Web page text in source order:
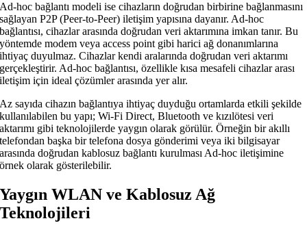
Ad-hoc bağlantı modeli ise cihazların doğrudan birbirine bağlanmasını
sağlayan P2P (Peer-to-Peer) iletişim yapısına dayanır. Ad-hoc
bağlantısı, cihazlar arasında doğrudan veri aktarımına imkan tanır. Bu
yöntemde modem veya access point gibi harici ağ donanımlarına
ihtiyaç duyulmaz. Cihazlar kendi aralarında doğrudan veri aktarımı
gerçekleştirir. Ad-hoc bağlantısı, özellikle kısa mesafeli cihazlar arası
iletişim için ideal çözümler arasında yer alır.
Az sayıda cihazın bağlantıya ihtiyaç duyduğu ortamlarda etkili şekilde
kullanılabilen bu yapı; Wi-Fi Direct, Bluetooth ve kızılötesi veri
aktarımı gibi teknolojilerde yaygın olarak görülür. Örneğin bir akıllı
telefondan başka bir telefona dosya gönderimi veya iki bilgisayar
arasında doğrudan kablosuz bağlantı kurulması Ad-hoc iletişimine
örnek olarak gösterilebilir.
Yaygın WLAN ve Kablosuz Ağ
Teknolojileri